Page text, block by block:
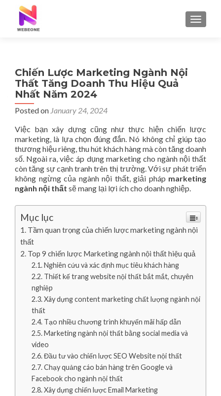
Chiến Lược Marketing Ngành Nội
Thất Tăng Doanh Thu Hiệu Quả
Nhất Năm 2024
Posted on January 24, 2024
Việc bạn xây dựng cũng như thực hiện chiến lược
marketing, là lựa chọn đúng đắn. Nó không chỉ giúp tạo
thương hiệu riêng, thu hút khách hàng mà còn tăng doanh
số. Ngoài ra, việc áp dụng marketing cho ngành nội thất
còn tăng sự cạnh tranh trên thị trường. Với sự phát triển
không ngừng của ngành nội thất, giải pháp marketing
ngành nội thất sẽ mang lại lợi ích cho doanh nghiệp.
Mục lục
Tầm quan trọng của chiến lược marketing ngành nội
thất
Top 9 chiến lược Marketing ngành nội thất hiệu quả
Nghiên cứu và xác định mục tiêu khách hàng
Thiết kế trang website nội thất bắt mắt, chuyên
nghiệp
Xây dựng content marketing chất lượng ngành nội
thất
Tạo nhiều chương trình khuyến mãi hấp dẫn
Marketing ngành nội thất bằng social media và
video
Đầu tư vào chiến lược SEO Website nội thất
Chạy quảng cáo bán hàng trên Google và
Facebook cho ngành nội thất
Xây dựng chiến lược Email Marketing